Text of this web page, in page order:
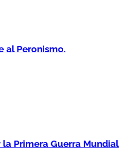
al Peronismo.
la Primera Guerra Mundial